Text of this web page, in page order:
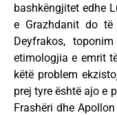
bashkëngjitet edhe
e Grazhdanit do
Deyfrakos,
etimologjia e emrit
këtë problem
prej tyre është ajo e
Frashëri dhe